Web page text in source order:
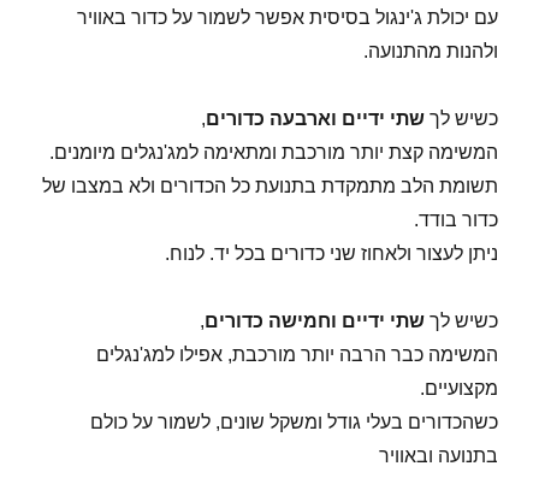
עם יכולת ג'ינגול בסיסית אפשר לשמור על כדור באוויר
ולהנות מהתנועה.
כשיש לךשתי ידיים וארבעה כדורים,
המשימה קצת יותר מורכבת ומתאימה למג'נגלים מיומנים.
תשומת הלב מתמקדת בתנועת כל הכדורים ולא במצבו של
כדור בודד.
ניתן לעצור ולאחוז שני כדורים בכל יד. לנוח.
כשיש לךשתי ידיים וחמישה כדורים,
המשימה כבר הרבה יותר מורכבת, אפילו למג'נגלים
מקצועיים.
כשהכדורים בעלי גודל ומשקל שונים, לשמור על כולם
בתנועה ובאוויר